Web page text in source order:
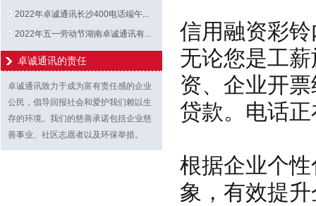
2022年卓诚通讯长沙400电话端午...
2022年五一劳动节湖南卓诚通讯有...
卓诚通讯的责任
卓诚通讯致力于成为富有责任感的企业
公民，倡导回报社会和爱护我们赖以生
存的环境。我们的慈善承诺包括企业慈
善事业、社区志愿者以及环保举措。
信用融资彩
无论您是工
资、企业开
贷款。电话
根据企业个
象，有效提